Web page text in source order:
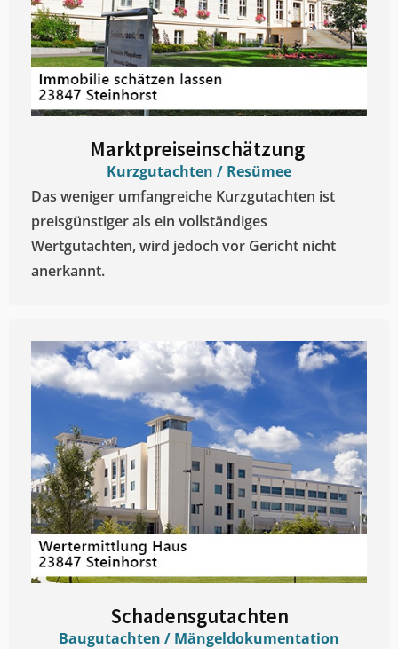
Marktpreiseinschätzung ​
Kurzgutachten / Resümee
Das weniger umfangreiche Kurzgutachten ist
preisgünstiger als ein vollständiges
Wertgutachten, wird jedoch vor Gericht nicht
anerkannt.
Schadensgutachten
Baugutachten / Mängeldokumentation